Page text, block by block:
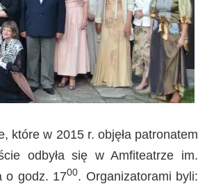
które w 2015 r. objęła patronatem
odbyła się w Amfiteatrze im.
o godz. 1700. Organizatorami byli: